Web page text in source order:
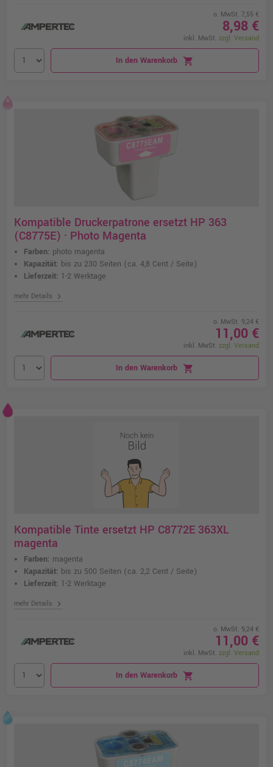
o. MwSt. 7,55 €
8,98 €
inkl. MwSt. zzgl. Versand
In den Warenkorb shopping_cart
Kompatible Druckerpatrone ersetzt HP 363
(C8775E) · Photo Magenta
Farben: photo magenta
Kapazität: bis zu 230 Seiten (ca. 4,8 Cent / Seite)
Lieferzeit: 1-2 Werktage
mehr Details chevron_right
o. MwSt. 9,24 €
11,00 €
inkl. MwSt. zzgl. Versand
In den Warenkorb shopping_cart
Kompatible Tinte ersetzt HP C8772E 363XL
magenta
Farben: magenta
Kapazität: bis zu 500 Seiten (ca. 2,2 Cent / Seite)
Lieferzeit: 1-2 Werktage
mehr Details chevron_right
o. MwSt. 9,24 €
11,00 €
inkl. MwSt. zzgl. Versand
In den Warenkorb shopping_cart